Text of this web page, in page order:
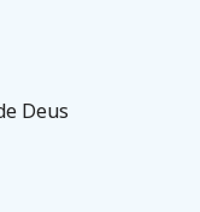
Deus